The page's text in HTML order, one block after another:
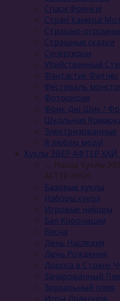
Спаси Френки!
Страх! Камера!
Страшно-
Страшные сказки
Супергерои
Убийственный
Фантастик Фитнес
Фестиваль
Фотосессия
Фрик Дю Шик /
Школьная
Электризованные
Я люблю моду!
Куклы ЭВЕР АФТЕР ХАЙ -
← Назад Куклы
AFTER HIGH
Базовые куклы
Наборы кукол
Игровые наборы
Бал Коронации
Весна
День Наследия
День Рождения
Дорога в Страну
Зачарованный
Зеркальный пляж
Игры Драконов